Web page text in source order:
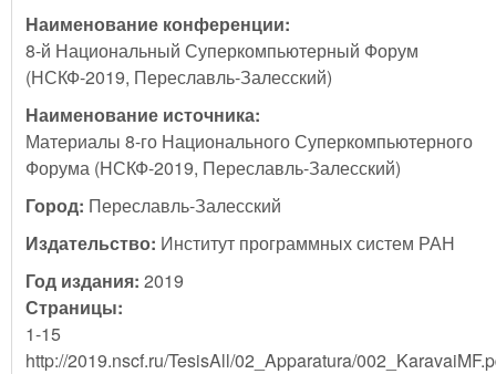
Наименование конференции:
8-й Национальный Суперкомпьютерный Форум
(НСКФ-2019, Переславль-Залесский)
Наименование источника:
Материалы 8-го Национального Суперкомпьютерного
Форума (НСКФ-2019, Переславль-Залесский)
Город: Переславль-Залесский
Издательство: Институт программных систем РАН
Год издания: 2019
Страницы:
1-15
http://2019.nscf.ru/TesisAll/02_Apparatura/